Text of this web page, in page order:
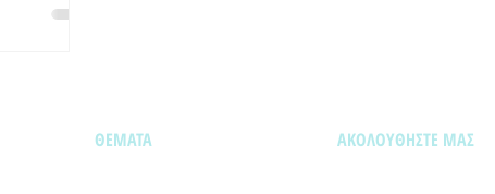
ΘΕΜΑΤΑ ΑΚΟΛΟΥΘΗΣΤΕ ΜΑΣ